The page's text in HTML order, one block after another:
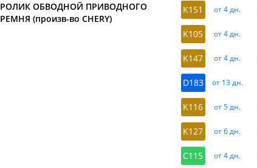
РОЛИК ОБВОДНОЙ ПРИВОДНОГО
РЕМНЯ (произв-во CHERY)
K151 от 4 дн.
K105 от 4 дн.
K147 от 4 дн.
D183 от 13 дн.
K116 от 5 дн.
K127 от 6 дн.
C115 от 4 дн.